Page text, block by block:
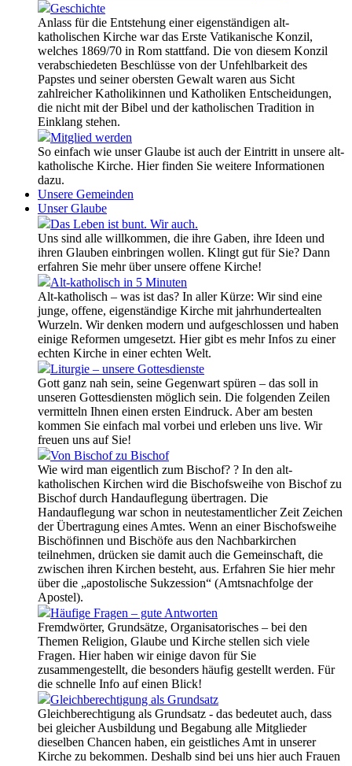
Geschichte
Anlass für die Entstehung einer eigenständigen alt-
katholischen Kirche war das Erste Vatikanische Konzil,
welches 1869/70 in Rom stattfand. Die von diesem Konzil
verabschiedeten Beschlüsse von der Unfehlbarkeit des
Papstes und seiner obersten Gewalt waren aus Sicht
zahlreicher Katholikinnen und Katholiken Entscheidungen,
die nicht mit der Bibel und der katholischen Tradition in
Einklang stehen.
Mitglied werden
So einfach wie unser Glaube ist auch der Eintritt in unsere alt-
katholische Kirche. Hier finden Sie weitere Informationen
dazu.
Unsere Gemeinden
Unser Glaube
Das Leben ist bunt. Wir auch.
Uns sind alle willkommen, die ihre Gaben, ihre Ideen und
ihren Glauben einbringen wollen. Klingt gut für Sie? Dann
erfahren Sie mehr über unsere offene Kirche!
Alt-katholisch in 5 Minuten
Alt-katholisch – was ist das? In aller Kürze: Wir sind eine
junge, offene, eigenständige Kirche mit jahrhundertealten
Wurzeln. Wir denken modern und aufgeschlossen und haben
einige Reformen umgesetzt. Hier gibt es mehr Infos zu einer
echten Kirche in einer echten Welt.
Liturgie – unsere Gottesdienste
Gott ganz nah sein, seine Gegenwart spüren – das soll in
unseren Gottesdiensten möglich sein. Die folgenden Zeilen
vermitteln Ihnen einen ersten Eindruck. Aber am besten
kommen Sie einfach mal vorbei und erleben uns live. Wir
freuen uns auf Sie!
Von Bischof zu Bischof
Wie wird man eigentlich zum Bischof? ? In den alt-
katholischen Kirchen wird die Bischofsweihe von Bischof zu
Bischof durch Handauflegung übertragen. Die
Handauflegung war schon in neutestamentlicher Zeit Zeichen
der Übertragung eines Amtes. Wenn an einer Bischofsweihe
Bischöfinnen und Bischöfe aus den Nachbarkirchen
teilnehmen, drücken sie damit auch die Gemeinschaft, die
zwischen ihren Kirchen besteht, aus. Erfahren Sie hier mehr
über die „apostolische Sukzession“ (Amtsnachfolge der
Apostel).
Häufige Fragen – gute Antworten
Fremdwörter, Grundsätze, Organisatorisches – bei den
Themen Religion, Glaube und Kirche stellen sich viele
Fragen. Hier haben wir einige davon für Sie
zusammengestellt, die besonders häufig gestellt werden. Für
die schnelle Info auf einen Blick!
Gleichberechtigung als Grundsatz
Gleichberechtigung als Grundsatz - das bedeutet auch, dass
bei gleicher Ausbildung und Begabung alle Mitglieder
dieselben Chancen haben, ein geistliches Amt in unserer
Kirche zu bekommen. Deshalb sind bei uns hier auch Frauen